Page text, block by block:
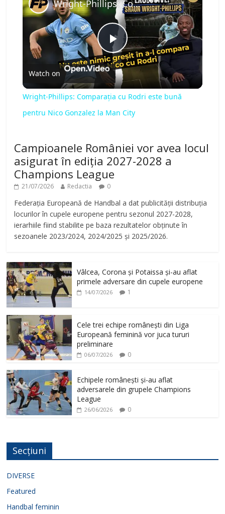
P
l
a
y
V
i
d
o
Wright-Phillips: Comparația cu Rodri este bună pentru Nico Gonzalez la Man City
Watch on
Wright-Phillips: Comparația cu Rodri este bună
pentru Nico Gonzalez la Man City
Campioanele României vor avea locul
asigurat în ediția 2027-2028 a
Champions League
21/07/2026 Redactia 0
Federația Europeană de Handbal a dat publicității distribuția
locurilor în cupele europene pentru sezonul 2027-2028,
ierarhiile fiind stabilite pe baza rezultatelor obținute în
sezoanele 2023/2024, 2024/2025 și 2025/2026.
Vâlcea, Corona și Potaissa și-au aflat
primele adversare din cupele europene
14/07/2026 1
Cele trei echipe românești din Liga
Europeană feminină vor juca tururi
preliminare
06/07/2026 0
Echipele românești și-au aflat
adversarele din grupele Champions
League
26/06/2026 0
Secțiuni
DIVERSE
Featured
Handbal feminin